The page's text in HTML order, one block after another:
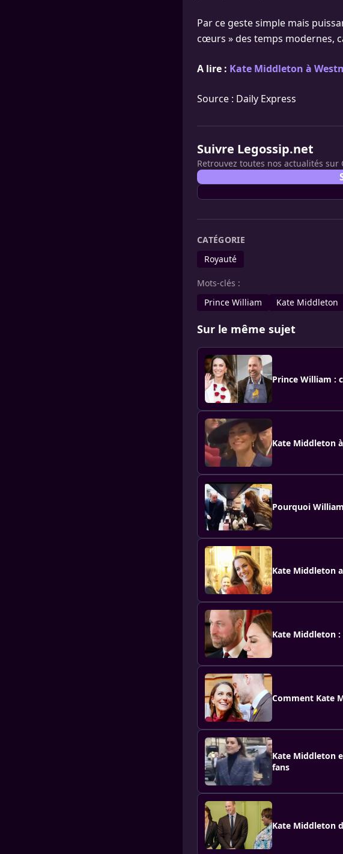
Par ce geste simple mais
cœurs » des temps modernes,
A lire : Kate Middleton à
Source : Daily Express
Suivre Legossip.net
Retrouvez toutes nos actualités sur
CATÉGORIE
Royauté
Mots-clés :
Prince William
Kate Middleton
Sur le même sujet
Prince William :
Kate Middleton
Pourquoi
Kate Middleton
Kate Middleton
Comment Kate
Kate Middleton
fans
Kate Middleton